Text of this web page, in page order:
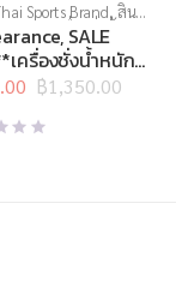
Sports Brand, สิน
ดท้าย,เครื่องชั่งน้ำ
รื่องชั่งน้ำหนักดิจิตอล
SALE
เครื่องชั่งน้ำหนัก
BMI EB4030H
฿1,350.00